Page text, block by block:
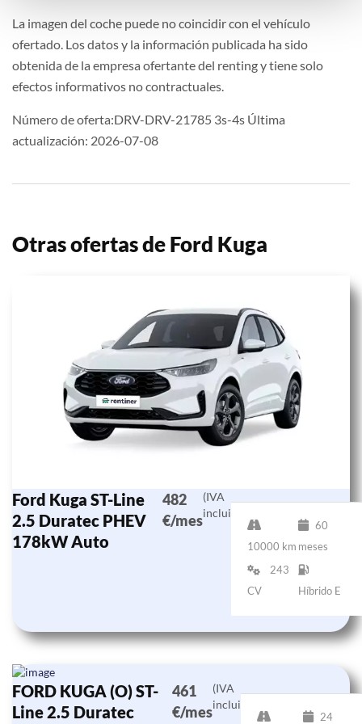
La imagen del coche puede no coincidir con el vehículo
ofertado. Los datos y la información publicada ha sido
obtenida de la empresa ofertante del renting y tiene solo
efectos informativos no contractuales.
Número de oferta:DRV-DRV-21785 3s-4s Última
actualización: 2026-07-08
Otras ofertas de Ford Kuga
Ford Kuga ST-Line
2.5 Duratec PHEV
178kW Auto
482
€/mes
(IVA
incluido)
10000 km
60
meses
243
CV
Híbrido E
FORD KUGA (O) ST-
Line 2.5 Duratec
461
€/mes
(IVA
incluido)
24